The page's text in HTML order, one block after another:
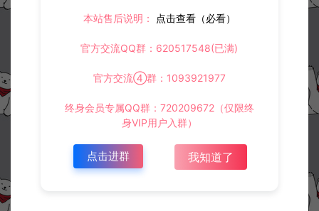
本站售后说明： 点击查看（必看）
官方交流QQ群：620517548(已满)
官方交流④群：1093921977
终身会员专属QQ群：720209672（仅限终
身VIP用户入群）
点击进群 我知道了